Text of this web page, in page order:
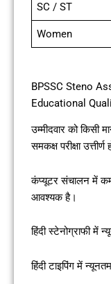
SC / ST
Women
BPSSC Steno
Educational
उम्मीदवार को किसी
समकक्ष परीक्षा उत्तीर्ण
कंप्यूटर संचालन में कम
आवश्यक है।
हिंदी स्टेनोग्राफी में
हिंदी टाइपिंग में